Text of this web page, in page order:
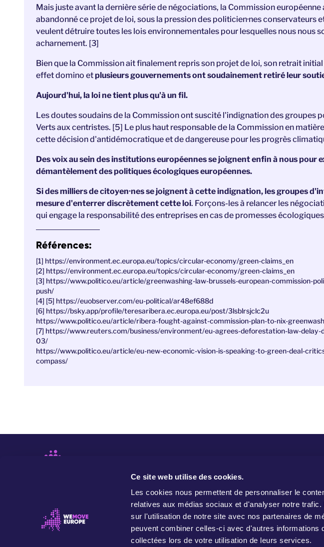
Ce site web utilise des cookies.
Les cookies nous permettent de personnaliser le
relatives aux médias sociaux et d'analyser notre
sur l'utilisation de notre site avec nos partenaires de
peuvent combiner celles-ci avec d'autres informations
collectées lors de votre utilisation de leurs services.
Mais juste avant la dernière série de négociations, la Commission
abandonné ce projet de loi, sous la pression des politicien·nes conservateurs
veulent détruire toutes les lois environnementales pour lesquelles nous nous
acharnement. [3]
Bien que la Commission ait finalement repris son projet de loi, son retrait
effet domino etplusieurs gouvernements ont soudainement retiré leur
Aujourd'hui, la loi ne tient plus qu'à un fil.
Les doutes soudains de la Commission ont suscité l'indignation des groupes
Verts aux centristes. [5] Le plus haut responsable de la Commission en
cette décision d'antidémocratique et de dangereuse pour les progrès
Des voix au sein des institutions européennes se joignent enfin à nous pour
démantèlement des politiques écologiques européennes.
Si des milliers de citoyen·nes se joignent à cette indignation, les groupes
mesure d'enterrer discrètement cette loi. Forçons-les à relancer les
qui engage la responsabilité des entreprises en cas de promesses
Références:
[1] https://environment.ec.europa.eu/topics/circular-economy/green-claims_en
[2] https://environment.ec.europa.eu/topics/circular-economy/green-claims_en
[3] https://www.politico.eu/article/greenwashing-law-brussels-european-commission-
push/
[4] [5] https://euobserver.com/eu-political/ar48ef688d
[6] https://bsky.app/profile/teresaribera.ec.europa.eu/post/3lsblrsjclc2u
https://www.politico.eu/article/ribera-fought-against-commission-plan-to-nix-
[7] https://www.reuters.com/business/environment/eu-agrees-deforestation-law-
03/
https://www.politico.eu/article/eu-new-economic-vision-is-speaking-to-green-deal-
compass/
WeMove Europe est un mouvement qui mène des